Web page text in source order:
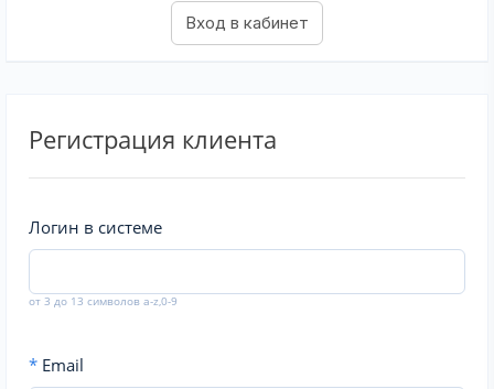
Регистрация клиента
Логин в системе
от 3 до 13 символов a-z,0-9
* Email